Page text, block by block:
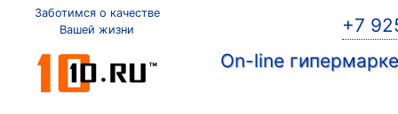
Заботимся о качестве
Вашей жизни
+7
On-line